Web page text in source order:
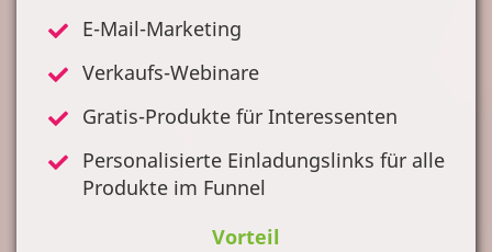
E-Mail-Marketing
Verkaufs-Webinare
Gratis-Produkte für Interessenten
Personalisierte Einladungslinks für alle
Produkte im Funnel
Vorteil